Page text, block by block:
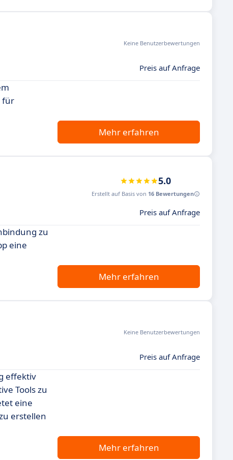
Keine Benutzerbewertungen
Preis auf Anfrage
für
Mehr erfahren
5.0
Erstellt auf Basis von 16 Bewertungen
Preis auf Anfrage
zu
eine
Mehr erfahren
Keine Benutzerbewertungen
Preis auf Anfrage
effektiv
Tools zu
eine
erstellen
Mehr erfahren